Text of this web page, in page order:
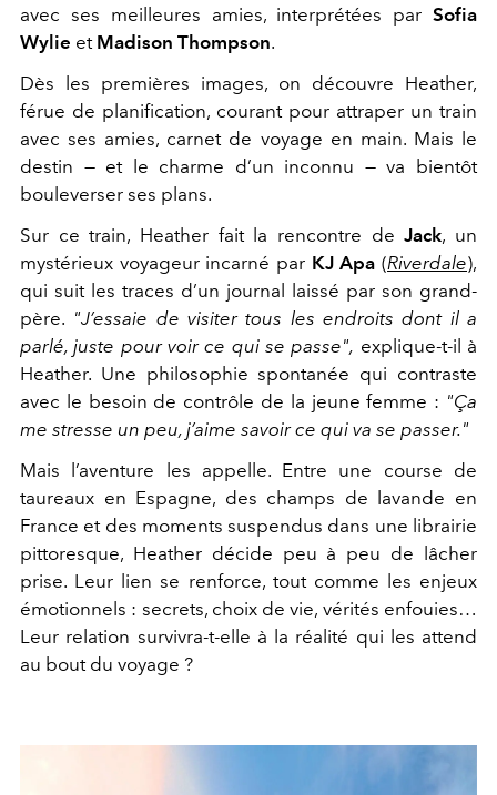
avec ses meilleures amies, interprétées par Sofia
Wylie et Madison Thompson.
Dès les premières images, on découvre Heather,
férue de planification, courant pour attraper un train
avec ses amies, carnet de voyage en main. Mais le
destin — et le charme d’un inconnu — va bientôt
bouleverser ses plans.
Sur ce train, Heather fait la rencontre deJack, un
mystérieux voyageur incarné par KJ Apa (Riverdale),
qui suit les traces d’un journal laissé par son grand-
père. "J’essaie de visiter tous les endroits dont il a
parlé, juste pour voir ce qui se passe", explique-t-il à
Heather. Une philosophie spontanée qui contraste
avec le besoin de contrôle de la jeune femme : "Ça
me stresse un peu, j’aime savoir ce qui va se passer."
Mais l’aventure les appelle. Entre une course de
taureaux en Espagne, des champs de lavande en
France et des moments suspendus dans une librairie
pittoresque, Heather décide peu à peu de lâcher
prise. Leur lien se renforce, tout comme les enjeux
émotionnels : secrets, choix de vie, vérités enfouies…
Leur relation survivra-t-elle à la réalité qui les attend
au bout du voyage ?